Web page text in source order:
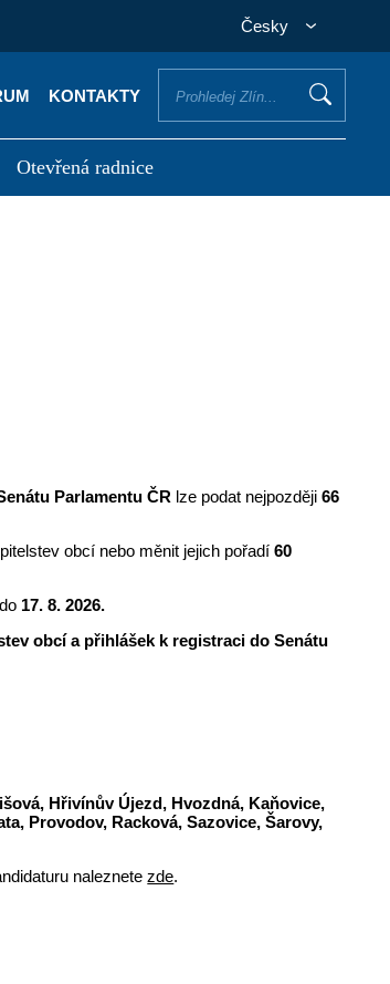
Česky
KONTAKTY
Otevřená radnice
Parlamentu ČR lze podat nejpozději66
obcí nebo měnit jejich pořadí60
17. 8. 2026.
obcí a přihlášek k registraci do Senátu
Hřivínův Újezd, Hvozdná, Kaňovice,
Provodov, Racková, Sazovice, Šarovy,
naleznetezde.